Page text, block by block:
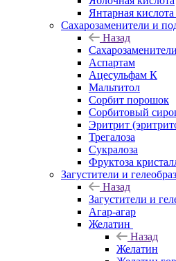
Янтарная
Сахарозаменители и
Назад
Аспартам
Ацесульфам К
Мальтитол
Сорбит порошок
Сорбитовый
Эритрит
Трегалоза
Сукралоза
Фруктоза
Загустители и
Назад
Загустители и
Агар-агар
Желатин
Назад
Желатин